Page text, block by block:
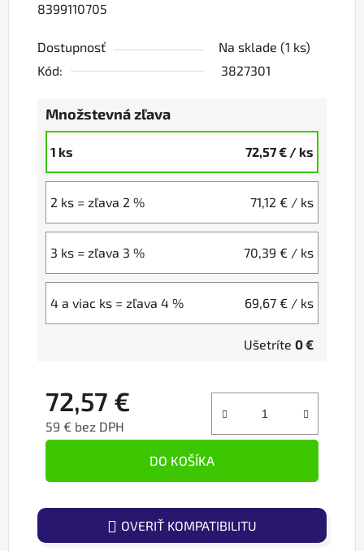
8399110705
Dostupnosť Na sklade (1 ks)
Kód:
3827301
Množstevná zľava
1 ks 72,57 € / ks
2 ks = zľava 2 % 71,12 € / ks
3 ks = zľava 3 % 70,39 € / ks
4 a viac ks = zľava 4 % 69,67 € / ks
Ušetríte 0 €
72,57 €
59 € bez DPH
DO KOŠÍKA
OVERIŤ KOMPATIBILITU